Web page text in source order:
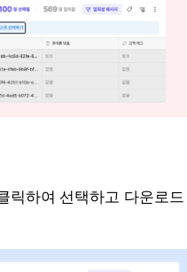
릭하여 선택하고 다운로드